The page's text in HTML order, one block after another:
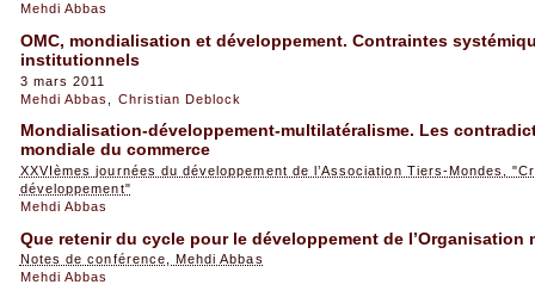
Mehdi Abbas
OMC, mondialisation et développement. Contraintes
institutionnels
3 mars 2011
Mehdi Abbas
Christian Deblock
Mondialisation-développement-multilatéralisme. Les
mondiale du commerce
XXVIèmes journées du développement de l’Association Tiers-Mondes,
développement"
Mehdi Abbas
Que retenir du cycle pour le développement de l’Organisation
Notes de conférence, Mehdi Abbas
Mehdi Abbas